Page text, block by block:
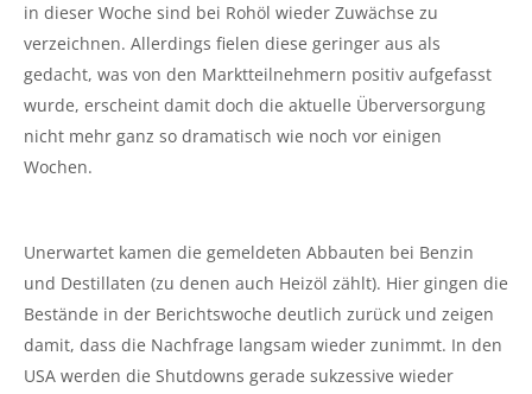
in dieser Woche sind bei Rohöl wieder Zuwächse zu
verzeichnen. Allerdings fielen diese geringer aus als
gedacht, was von den Marktteilnehmern positiv aufgefasst
wurde, erscheint damit doch die aktuelle Überversorgung
nicht mehr ganz so dramatisch wie noch vor einigen
Wochen.
Unerwartet kamen die gemeldeten Abbauten bei Benzin
und Destillaten (zu denen auch Heizöl zählt). Hier gingen die
Bestände in der Berichtswoche deutlich zurück und zeigen
damit, dass die Nachfrage langsam wieder zunimmt. In den
USA werden die Shutdowns gerade sukzessive wieder